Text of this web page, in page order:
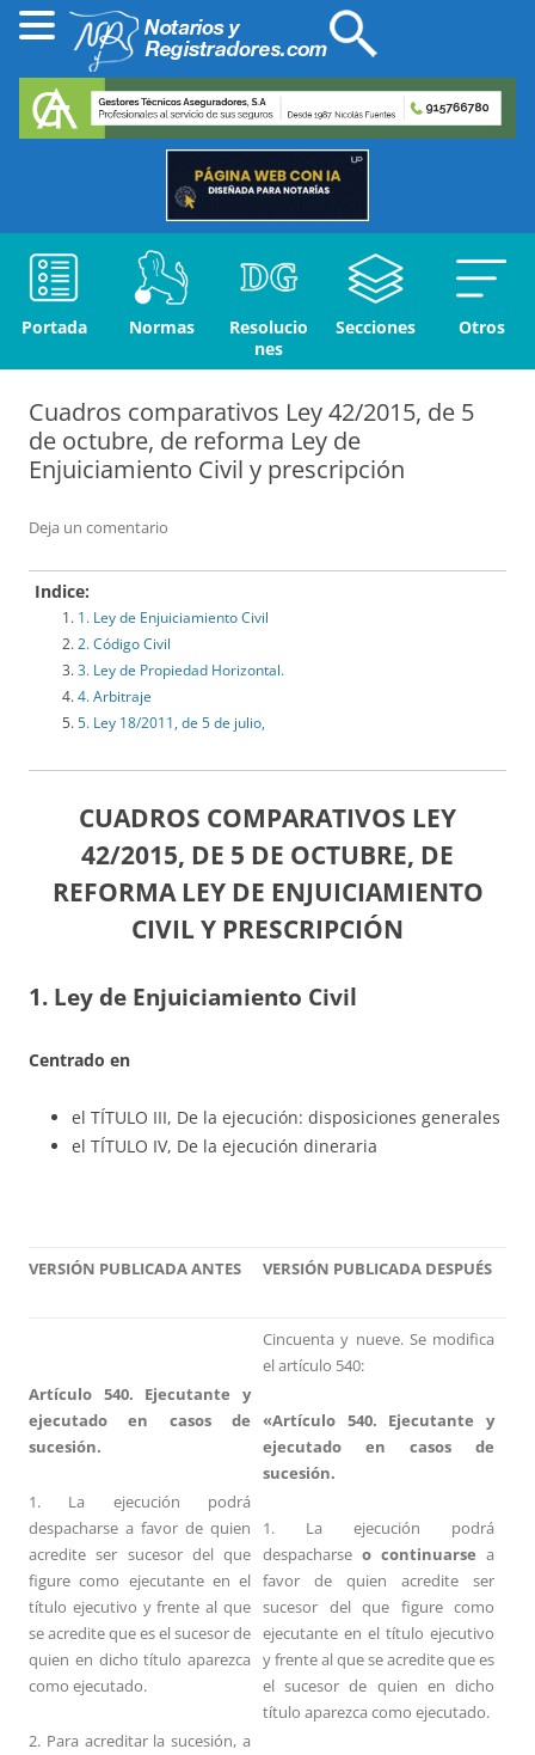
Portada Normas
Resolucio
nes
Secciones Otros
Cuadros comparativos Ley 42/2015, de 5
de octubre, de reforma Ley de
Enjuiciamiento Civil y prescripción
Deja un comentario
Indice:
1. Ley de Enjuiciamiento Civil
2. Código Civil
3. Ley de Propiedad Horizontal.
4. Arbitraje
5. Ley 18/2011, de 5 de julio,
CUADROS COMPARATIVOS LEY
42/2015, DE 5 DE OCTUBRE, DE
REFORMA LEY DE ENJUICIAMIENTO
CIVIL Y PRESCRIPCIÓN
1. Ley de Enjuiciamiento Civil
Centrado en
el TÍTULO III, De la ejecución: disposiciones generales
el TÍTULO IV, De la ejecución dineraria
VERSIÓN PUBLICADA ANTES VERSIÓN PUBLICADA DESPUÉS
Artículo 540. Ejecutante y
ejecutado en casos de
sucesión.
1. La ejecución podrá
despacharse a favor de quien
acredite ser sucesor del que
figure como ejecutante en el
título ejecutivo y frente al que
se acredite que es el sucesor de
quien en dicho título aparezca
como ejecutado.
2. Para acreditar la sucesión, a
Cincuenta y nueve. Se modifica
el artículo 540:
«Artículo 540. Ejecutante y
ejecutado en casos de
sucesión.
1. La ejecución podrá
despacharse o continuarse a
favor de quien acredite ser
sucesor del que figure como
ejecutante en el título ejecutivo
y frente al que se acredite que es
el sucesor de quien en dicho
título aparezca como ejecutado.